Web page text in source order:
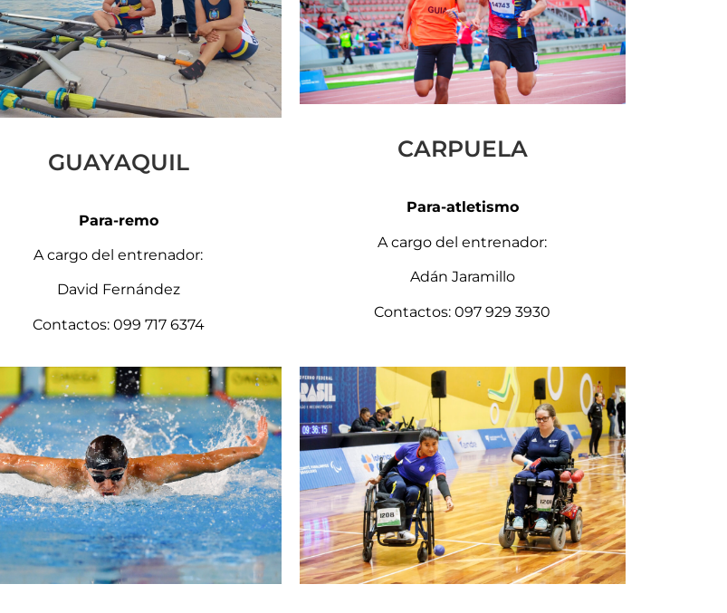
GUAYAQUIL
Para-remo
A cargo del entrenador:
David Fernández
Contactos: 099 717 6374
CARPUELA
Para-atletismo
A cargo del entrenador:
Adán Jaramillo
Contactos: 097 929 3930